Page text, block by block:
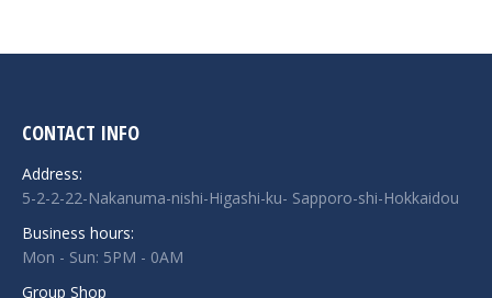
CONTACT INFO
Address:
5-2-2-22-Nakanuma-nishi-Higashi-ku- Sapporo-shi-Hokkaidou
Business hours:
Mon - Sun: 5PM - 0AM
Group Shop